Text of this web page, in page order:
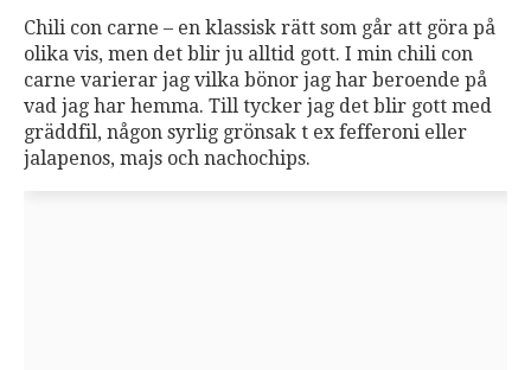
Chili con carne – en klassisk rätt som går att göra på
olika vis, men det blir ju alltid gott. I min chili con
carne varierar jag vilka bönor jag har beroende på
vad jag har hemma. Till tycker jag det blir gott med
gräddfil, någon syrlig grönsak t ex fefferoni eller
jalapenos, majs och nachochips.